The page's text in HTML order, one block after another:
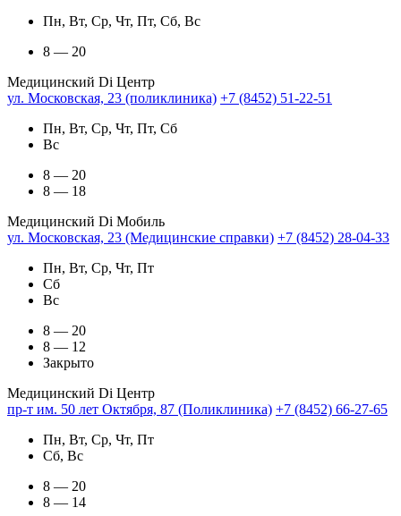
Пн, Вт, Ср, Чт, Пт, Сб, Вс
8 — 20
Медицинский Di Центр
ул. Московская, 23 (поликлиника) +7 (8452) 51-22-51
Пн, Вт, Ср, Чт, Пт, Сб
Вс
8 — 20
8 — 18
Медицинский Di Мобиль
ул. Московская, 23 (Медицинские справки) +7 (8452) 28-04-33
Пн, Вт, Ср, Чт, Пт
Сб
Вс
8 — 20
8 — 12
Закрыто
Медицинский Di Центр
пр-т им. 50 лет Октября, 87 (Поликлиника) +7 (8452) 66-27-65
Пн, Вт, Ср, Чт, Пт
Сб, Вс
8 — 20
8 — 14